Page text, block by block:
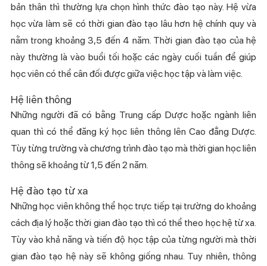
bản thân thì thường lựa chọn hình thức đào tạo này. Hệ vừa
học vừa làm sẽ có thời gian đào tạo lâu hơn hệ chính quy và
nằm trong khoảng 3,5 đến 4 năm. Thời gian đào tạo của hệ
này thường là vào buổi tối hoặc các ngày cuối tuần để giúp
học viên có thể cân đối được giữa việc học tập và làm việc.
Hệ liên thông
Những người đã có bằng Trung cấp Dược hoặc ngành liên
quan thì có thể đăng ký học liên thông lên Cao đẳng Dược.
Tùy từng trường và chương trình đào tạo mà thời gian học liên
thông sẽ khoảng từ 1,5 đến 2 năm.
Hệ đào tạo từ xa
Những học viên không thể học trực tiếp tại trường do khoảng
cách địa lý hoặc thời gian đào tạo thì có thể theo học hệ từ xa.
Tùy vào khả năng và tiến độ học tập của từng người mà thời
gian đào tạo hệ này sẽ không giống nhau. Tuy nhiên, thông